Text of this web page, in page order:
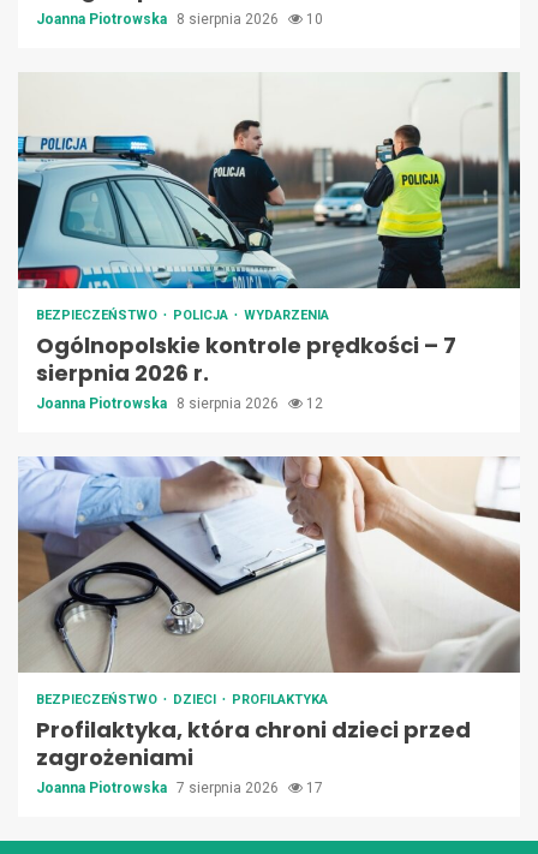
Joanna Piotrowska 8 sierpnia 2026 10
BEZPIECZEŃSTWO POLICJA WYDARZENIA
Ogólnopolskie kontrole prędkości – 7
sierpnia 2026 r.
Joanna Piotrowska 8 sierpnia 2026 12
BEZPIECZEŃSTWO DZIECI PROFILAKTYKA
Profilaktyka, która chroni dzieci przed
zagrożeniami
Joanna Piotrowska 7 sierpnia 2026 17